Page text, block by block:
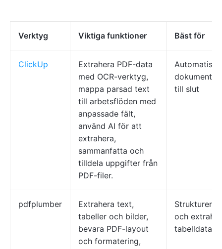
Verktyg Viktiga funktioner Bäst för
ClickUp
Extrahera PDF-data
med OCR-verktyg,
mappa parsad text
till arbetsflöden med
anpassade fält,
använd AI för att
extrahera,
sammanfatta och
tilldela uppgifter från
PDF-filer.
till slut
pdfplumber
Extrahera text,
tabeller och bilder,
bevara PDF-layout
och formatering,
och
tabelldata